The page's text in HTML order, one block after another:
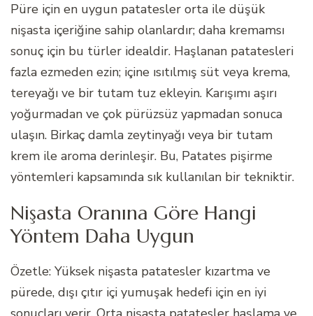
Püre için en uygun patatesler orta ile düşük
nişasta içeriğine sahip olanlardır; daha kremamsı
sonuç için bu türler idealdir. Haşlanan patatesleri
fazla ezmeden ezin; içine ısıtılmış süt veya krema,
tereyağı ve bir tutam tuz ekleyin. Karışımı aşırı
yoğurmadan ve çok pürüzsüz yapmadan sonuca
ulaşın. Birkaç damla zeytinyağı veya bir tutam
krem ile aroma derinleşir. Bu, Patates pişirme
yöntemleri kapsamında sık kullanılan bir tekniktir.
Nişasta Oranına Göre Hangi
Yöntem Daha Uygun
Özetle: Yüksek nişasta patatesler kızartma ve
pürede, dışı çıtır içi yumuşak hedefi için en iyi